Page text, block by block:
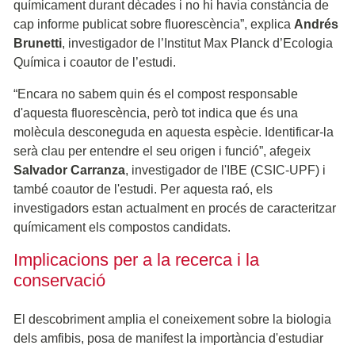
químicament durant dècades i no hi havia constància de
cap informe publicat sobre fluorescència”, explica Andrés
Brunetti, investigador de l’Institut Max Planck d’Ecologia
Química i coautor de l’estudi.
“Encara no sabem quin és el compost responsable
d'aquesta fluorescència, però tot indica que és una
molècula desconeguda en aquesta espècie. Identificar-la
serà clau per entendre el seu origen i funció”, afegeix
Salvador Carranza, investigador de l'IBE (CSIC-UPF) i
també coautor de l'estudi. Per aquesta raó, els
investigadors estan actualment en procés de caracteritzar
químicament els compostos candidats.
Implicacions per a la recerca i la
conservació
El descobriment amplia el coneixement sobre la biologia
dels amfibis, posa de manifest la importància d'estudiar